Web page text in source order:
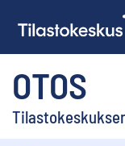
OTOS